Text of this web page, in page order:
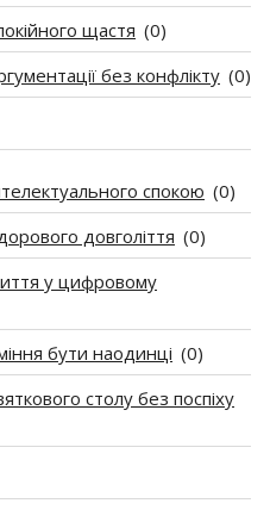
щастя (0)
без конфлікту (0)
спокою (0)
довголіття (0)
у цифровому
бути наодинці (0)
столу без поспіху